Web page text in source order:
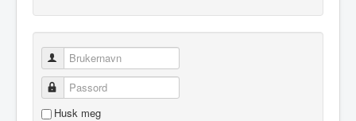
Brukernavn
Passord
Husk meg